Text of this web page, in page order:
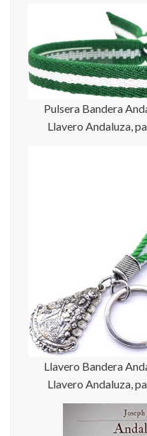
Pulsera Bandera
Llavero Andaluza,
Llavero Bandera
Llavero Andaluza,